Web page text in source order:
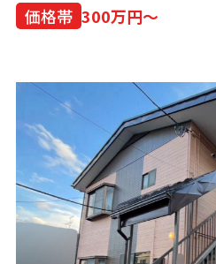
価格帯 300万円～